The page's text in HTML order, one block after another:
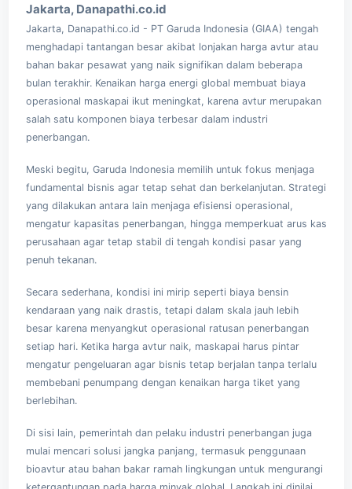
Jakarta, Danapathi.co.id
Jakarta, Danapathi.co.id - PT Garuda Indonesia (GIAA) tengah
menghadapi tantangan besar akibat lonjakan harga avtur atau
bahan bakar pesawat yang naik signifikan dalam beberapa
bulan terakhir. Kenaikan harga energi global membuat biaya
operasional maskapai ikut meningkat, karena avtur merupakan
salah satu komponen biaya terbesar dalam industri
penerbangan.
Meski begitu, Garuda Indonesia memilih untuk fokus menjaga
fundamental bisnis agar tetap sehat dan berkelanjutan. Strategi
yang dilakukan antara lain menjaga efisiensi operasional,
mengatur kapasitas penerbangan, hingga memperkuat arus kas
perusahaan agar tetap stabil di tengah kondisi pasar yang
penuh tekanan.
Secara sederhana, kondisi ini mirip seperti biaya bensin
kendaraan yang naik drastis, tetapi dalam skala jauh lebih
besar karena menyangkut operasional ratusan penerbangan
setiap hari. Ketika harga avtur naik, maskapai harus pintar
mengatur pengeluaran agar bisnis tetap berjalan tanpa terlalu
membebani penumpang dengan kenaikan harga tiket yang
berlebihan.
Di sisi lain, pemerintah dan pelaku industri penerbangan juga
mulai mencari solusi jangka panjang, termasuk penggunaan
bioavtur atau bahan bakar ramah lingkungan untuk mengurangi